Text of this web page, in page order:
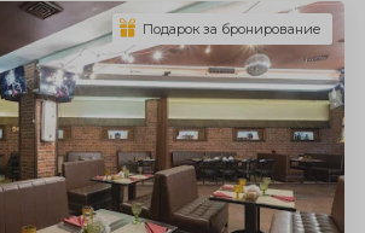
Подарок за бронирование